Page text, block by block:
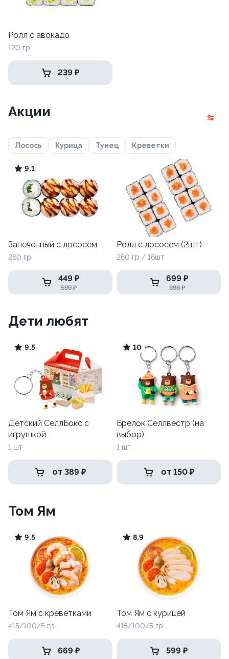
Ролл с авокадо
120 гр
239 ₽
Акции
Лосось Курица Тунец Креветки
9.1
Запеченный с лососем
260 гр
449 ₽
599 ₽
Ролл с лососем (2шт)
260 гр / 16шт
699 ₽
998 ₽
Дети любят
9.5
Детский СеллБокс с
игрушкой
1 шт
от 389 ₽
10
Брелок Селлвестр (на
выбор)
1 шт
от 150 ₽
Том Ям
9.5
Том Ям с креветками
415/100/5 гр
669 ₽
8.9
Том Ям с курицей
415/100/5 гр
599 ₽